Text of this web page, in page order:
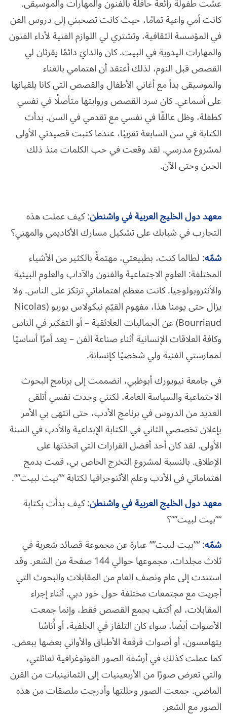
كانت أمي واعية تمامًا، حيث كانت تصحبني إلى دروس الفن
في المؤسسة الثقافية، وتشتري لي اللوازم الفنية لأداء الفنون
والمهارات اليدوية في البيت. كان والدايَ دائمًا يقرئان لي
القصص قبل النوم، لذلك أعتقد أن اهتمامي بالغناء
والموسيقى بدأ مع أغاني الأطفال والقصص التي كانا يلقيانها
على أسماعي. كان سرد القصص وروايتها متأصلًا في نفسي
كطفلة، وظل عالقًا في نفسي مع تقدمي في السن. بدأت
الكتابة في سن السابعة تقريبًا، عندما كتبت قصيدتي الأولى
لمشروع مدرسي. لقد وقعت في حب الكلمات منذ ذلك
الحين وحتى الآن.
معهد دول الخليج العربية في واشنطن: كيف عملت هذه
التجارب في شبابك على تشكيل مسارك الأكاديمي والمهني؟
شمّه: لطالما كنت، بطبيعتي، مهتمةً بالكثير من الأشياء
المختلفة: العلوم الاجتماعية والفنون والآداب والعلوم البيئية
والأنثروبولوجيا. كانت معظم اهتماماتي ترتكز على الناس. ولا
يزال حتى يومنا هذا، مفهوم القيّم نيكولاس بوريو (Nicolas
Bourriaud) عن الجماليات العلائقية – أو التفكير في الناس
وكافة العلاقات الإنسانية أثناء صناعة الفن – يعد أمرًا أساسيًا
لممارستي الفنية ولي شخصيًا كإنسانة.
في جامعة نيويورك أبوظبي، انضممت إلى برنامج البحوث
الاجتماعية والسياسة العامة، لكنني وجدت نفسي أتلقى
العديد من الدروس في برنامج الأدب، حتى انتهى بي الأمر
بإعلان تخصصي الثاني في الكتابة الإبداعية والأدب في السنة
الأولى. لقد كان أحد أفضل القرارات التي اتخذتها على
الإطلاق. بالنسبة لمشروع التخرج الخاص بي، قمت بدمج
اهتماماتي في الأدب وعلم الأثنوجرافيا لكتابة “”بيت لبيت””.
معهد دول الخليج العربية في واشنطن: كيف بدأت بكتابة
“”بيت لبيت””؟
شمّه: “”بيت لبيت”” عبارة عن مجموعة قصائد شعرية في
ثلاث مجلدات، مجموعها حوالي 144 صفحة من الشعر. وقد
استندت إلى عام ونصف العام من المقابلات والبحوث التي
أجريت مع مجتمعات مختلفة حول خور دبي. أثناء إجراء
المقابلات، لم أكتفِ بجمع القصص فقط، وإنما جمعت
الأصوات أيضًا، سواء كان التلفاز في الخلفية، أو أُناسًا
يتهامسون، أو أصوات قرقعة الأطباق والأواني بعضها ببعض.
كما عملت كذلك في أرشفة الصور الفوتوغرافية لعائلتي،
والتي تعرض صورًا من الأربعينيات إلى الثمانينيات من القرن
الماضي. جمعت الصور وحللتها وأدرجت ملصقات من هذه
الصور مع الشعر.